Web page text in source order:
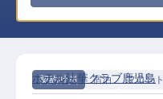
契約社員 宿泊 フロント
ホテル法華クラブ鹿児島